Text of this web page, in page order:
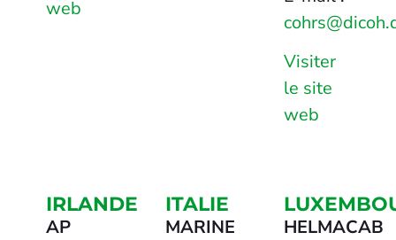
web
Visiter
le site
web
IRLANDE
AP
ITALIE
MARINE
HELMACAB